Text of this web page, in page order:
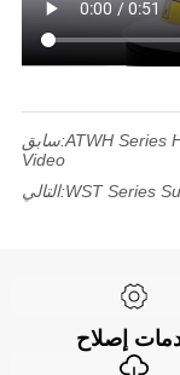
سابق:ATWH Series
Video
التالي:WST Series
إصلاح